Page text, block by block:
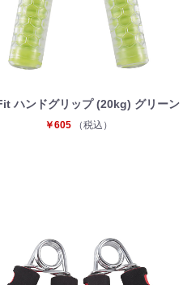
ハンドグリップ (20kg) グリーン
￥605 （税込）